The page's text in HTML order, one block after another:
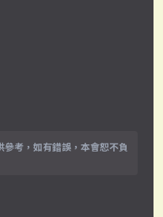
考，如有錯誤，本會恕不負